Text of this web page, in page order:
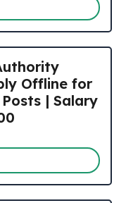
Offline for
| Salary